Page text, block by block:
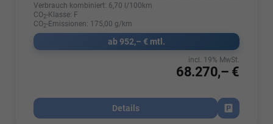
Verbrauch kombiniert: 6,70 l/100km
CO2-Klasse: F
CO2-Emissionen: 175,00 g/km
ab 952,– € mtl.
68.270,– €
incl. 19% MwSt.
Details
Fahrzeug